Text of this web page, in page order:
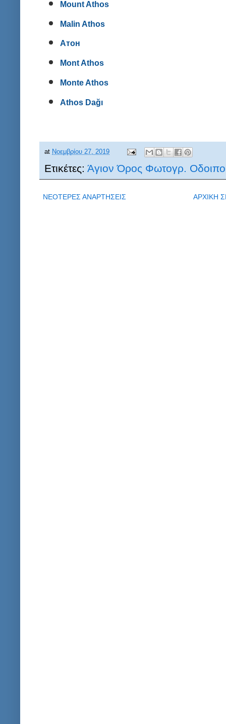
Mount Athos
Malin Athos
Атон
Mont Athos
Monte Athos
Athos Dağı
at Νοεμβρίου 27, 2019
Ετικέτες: Άγιον Όρος Φωτογρ.
ΝΕΟΤΕΡΕΣ ΑΝΑΡΤΗΣΕΙΣ ΑΡΧΙΚΗ